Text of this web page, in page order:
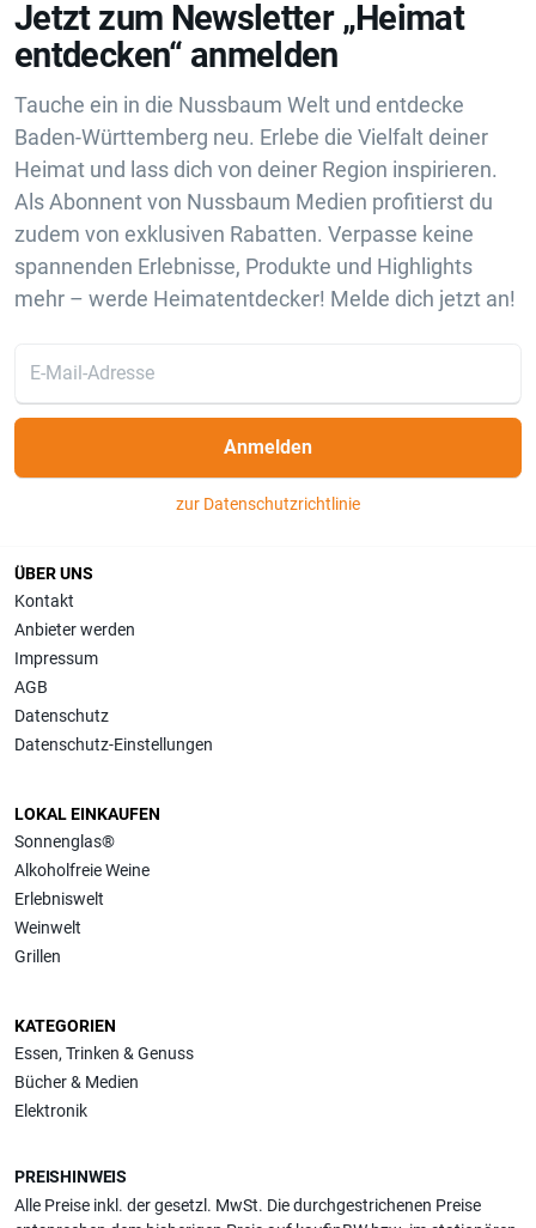
Jetzt zum Newsletter „Heimat
entdecken“ anmelden
Tauche ein in die Nussbaum Welt und entdecke
Baden-Württemberg neu. Erlebe die Vielfalt deiner
Heimat und lass dich von deiner Region inspirieren.
Als Abonnent von Nussbaum Medien profitierst du
zudem von exklusiven Rabatten. Verpasse keine
spannenden Erlebnisse, Produkte und Highlights
mehr – werde Heimatentdecker! Melde dich jetzt an!
Anmelden
zur Datenschutzrichtlinie
ÜBER UNS
Kontakt
Anbieter werden
Impressum
AGB
Datenschutz
Datenschutz-Einstellungen
LOKAL EINKAUFEN
Sonnenglas®
Alkoholfreie Weine
Erlebniswelt
Weinwelt
Grillen
KATEGORIEN
Essen, Trinken & Genuss
Bücher & Medien
Elektronik
PREISHINWEIS
Alle Preise inkl. der gesetzl. MwSt. Die durchgestrichenen Preise